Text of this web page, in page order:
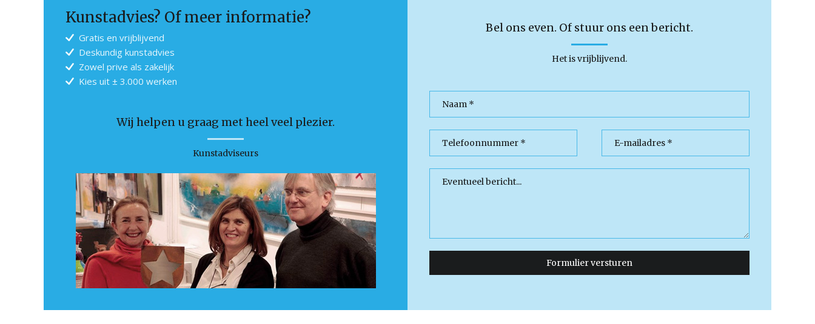
Kunstadvies? Of meer informatie?
Gratis en vrijblijvend
Deskundig kunstadvies
Zowel prive als zakelijk
Kies uit ± 3.000 werken
Wij helpen u graag met heel veel plezier.
Kunstadviseurs
Bel ons even. Of stuur ons een bericht.
Het is vrijblijvend.